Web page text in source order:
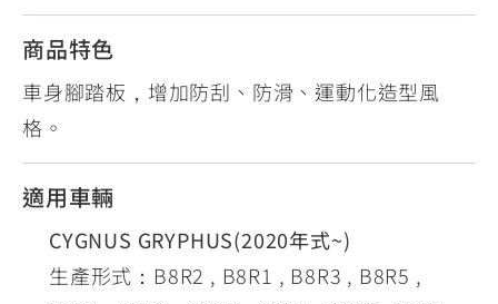
商品特色
車身腳踏板，增加防刮、防滑、運動化造型風
格。
適用車輛
CYGNUS GRYPHUS(2020年式~)
生產形式：B8R2 , B8R1 , B8R3 , B8R5 ,